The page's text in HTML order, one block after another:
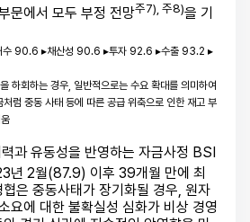
문에서 모두 부정 전망주7), 주8)을 기
수 90.6 ▸채산성 90.6 ▸투자 92.6 ▸수출 93.2 ▸
하회하는 경우, 일반적으로는 수요 확대를 의미하여
처럼 중동 사태 등에 따른 공급 위축으로 인한 재고 부
과 유동성을 반영하는 자금사정 BSI
년 2월(87.9) 이후 39개월 만에 최
은 중동사태가 장기화될 경우, 원자
요에 대한 불확실성 심화가 비상 경영